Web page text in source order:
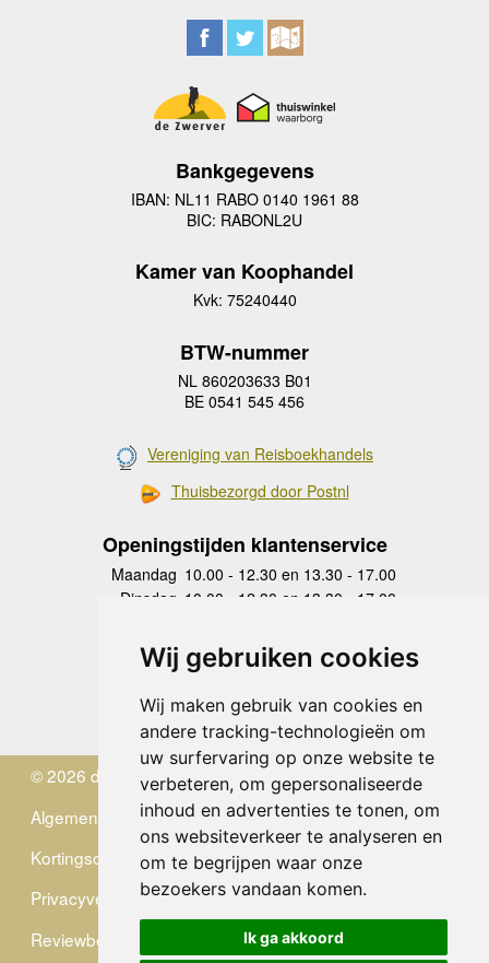
Wij gebruiken cookies
Wij maken gebruik van cookies en
andere tracking-technologieën om
uw surfervaring op onze website te
verbeteren, om gepersonaliseerde
inhoud en advertenties te tonen, om
ons websiteverkeer te analyseren en
om te begrijpen waar onze
bezoekers vandaan komen.
Ik ga akkoord
Bankgegevens
IBAN: NL11 RABO 0140 1961 88
BIC: RABONL2U
Kamer van Koophandel
Kvk: 75240440
BTW-nummer
NL 860203633 B01
BE 0541 545 456
Vereniging van Reisboekhandels
Thuisbezorgd door Postnl
Openingstijden klantenservice
Maandag 10.00 - 12.30 en 13.30 - 17.00
Dinsdag 10.00 - 12.30 en 13.30 - 17.00
Donderdag
10.00 - 12.30 en 13.30 - 17.00
Vrijdag 10.00 - 12.30 en 13.30 - 17.00
Zaterdag
gesloten
Zondag gesloten
© 2026 de Zwerver
Algemene Voorwaarden
Kortingscode
Privacyverklaring
Reviewbeleid